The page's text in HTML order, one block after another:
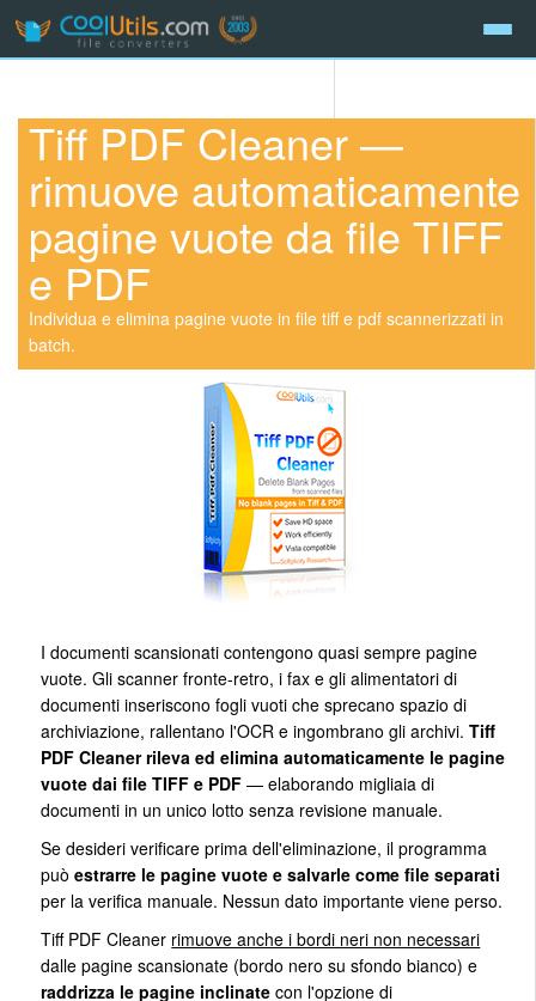
Tiff PDF Cleaner —
rimuove automaticamente
pagine vuote da file TIFF
e PDF
Individua e elimina pagine vuote in file tiff e pdf scannerizzati in
batch.
I documenti scansionati contengono quasi sempre pagine
vuote. Gli scanner fronte-retro, i fax e gli alimentatori di
documenti inseriscono fogli vuoti che sprecano spazio di
archiviazione, rallentano l'OCR e ingombrano gli archivi.Tiff
PDF Cleaner rileva ed elimina automaticamente le pagine
vuote dai file TIFF e PDF — elaborando migliaia di
documenti in un unico lotto senza revisione manuale.
Se desideri verificare prima dell'eliminazione, il programma
puòestrarre le pagine vuote e salvarle come file separati
per la verifica manuale. Nessun dato importante viene perso.
Tiff PDF Cleaner rimuove anche i bordi neri non necessari
dalle pagine scansionate (bordo nero su sfondo bianco) e
raddrizza le pagine inclinate con l'opzione di